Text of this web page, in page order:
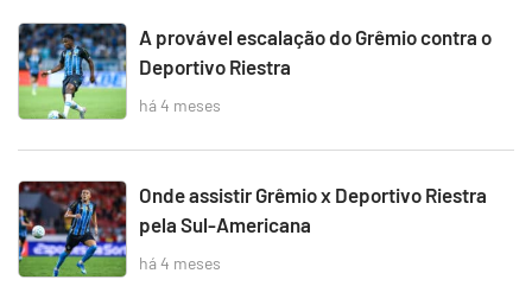
A provável escalação do Grêmio contra o
Deportivo Riestra
há 4 meses
Onde assistir Grêmio x Deportivo Riestra
pela Sul-Americana
há 4 meses